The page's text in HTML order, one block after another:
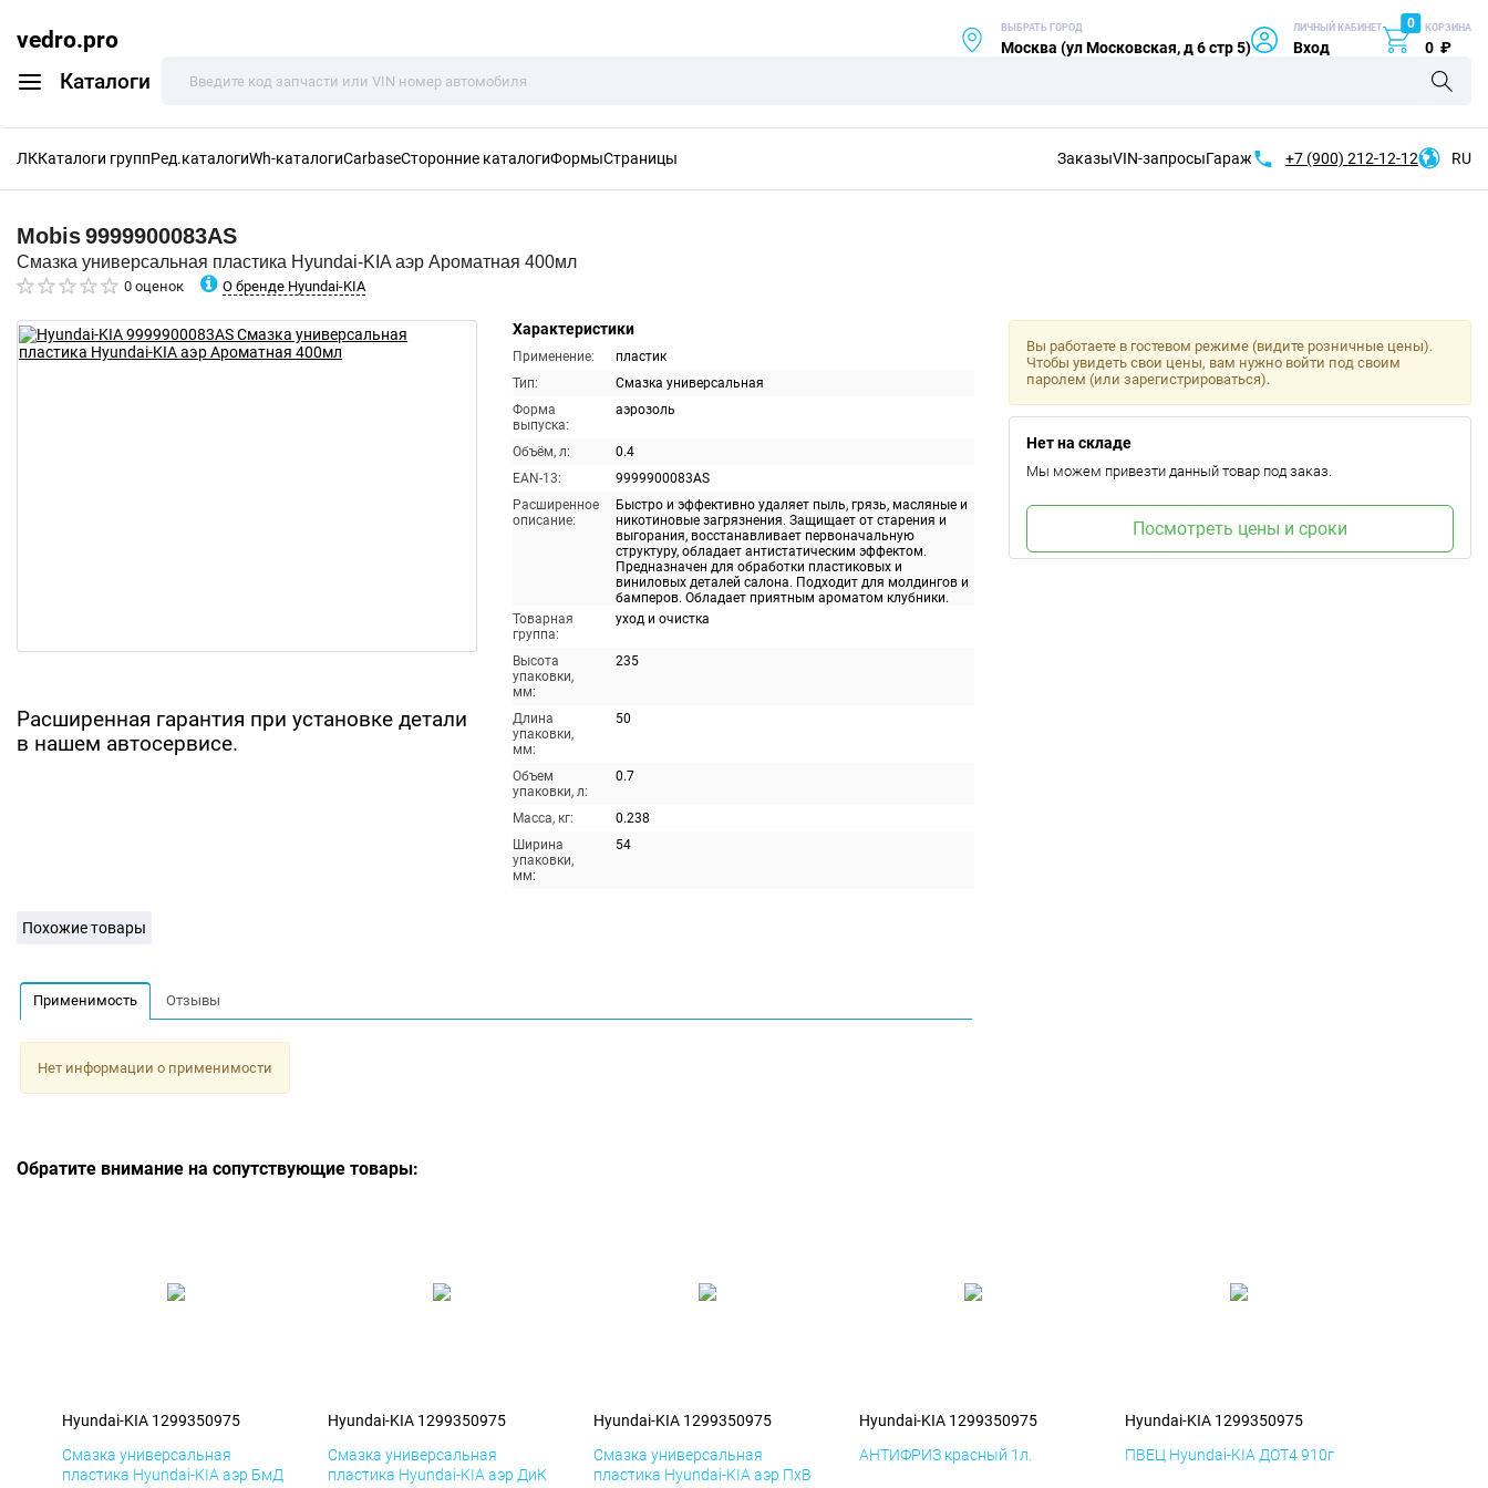
vedro.pro
Каталоги
ВЫБРАТЬ ГОРОД
Москва (ул Московская, д 6 стр 5)
ЛИЧНЫЙ КАБИНЕТ
Вход
0 КОРЗИНА
0 ₽
ЛККаталоги группРед.каталогиWh-каталогиCarbaseСторонние каталогиФормыСтраницы ЗаказыVIN-запросыГараж +7 (900) 212-12-12 RU
Mobis9999900083AS
Смазка универсальная пластика Hyundai-KIA аэр Ароматная 400мл
0 оценок О бренде Hyundai-KIA
Расширенная гарантия при установке детали
в нашем автосервисе.
Характеристики
Применение:
пластик
Тип:
Смазка универсальная
Форма
выпуска:
аэрозоль
Объём, л:
0.4
EAN-13:
9999900083AS
Расширенное
описание:
Быстро и эффективно удаляет пыль, грязь, масляные и
никотиновые загрязнения. Защищает от старения и
выгорания, восстанавливает первоначальную
структуру, обладает антистатическим эффектом.
Предназначен для обработки пластиковых и
виниловых деталей салона. Подходит для молдингов и
бамперов. Обладает приятным ароматом клубники.
Товарная
группа:
уход и очистка
Высота
упаковки,
мм:
235
Длина
упаковки,
мм:
50
Объем
упаковки, л:
0.7
Масса, кг:
0.238
Ширина
упаковки,
мм:
54
Вы работаете в гостевом режиме (видите розничные цены).
Чтобы увидеть свои цены, вам нужно войти под своим
паролем (или зарегистрироваться).
Нет на складе
Мы можем привезти данный товар под заказ.
Посмотреть цены и сроки
Похожие товары
Применимость Отзывы
Нет информации о применимости
Обратите внимание на сопутствующие товары:
Hyundai-KIA 1299350975
Смазка универсальная
пластика Hyundai-KIA аэр БмД
Hyundai-KIA 1299350975
Смазка универсальная
пластика Hyundai-KIA аэр ДиК
Hyundai-KIA 1299350975
Смазка универсальная
пластика Hyundai-KIA аэр ПхВ
Hyundai-KIA 1299350975
АНТИФРИЗ красный 1л.
Hyundai-KIA 1299350975
ПВЕЦ Hyundai-KIA ДОТ4 910г